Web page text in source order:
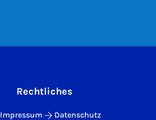
Rechtliches
Impressum
Datenschutz